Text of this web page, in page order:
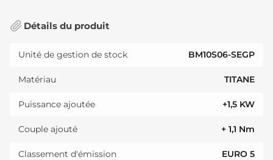
Détails du produit
Unité de gestion de stock BM10S06-SEGP
Matériau TITANE
Puissance ajoutée +1,5 KW
Couple ajouté + 1,1 Nm
Classement d'émission EURO 5